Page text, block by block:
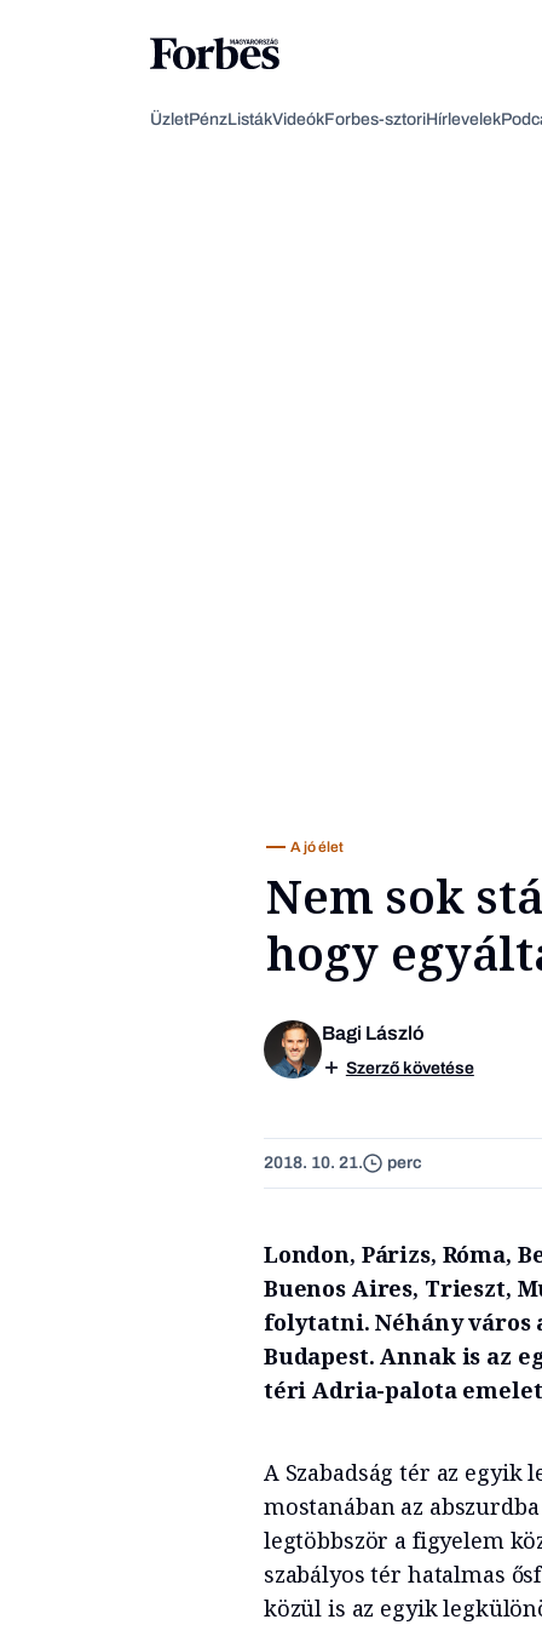
ÜzletPénzListákVideókForbes-sztoriHírlevelek
A jó élet
Nem sok
hogy
Bagi László
Szerző követése
2018. 10. 21. perc
London, Párizs, Róma,
Buenos Aires, Trieszt,
folytatni. Néhány
Budapest. Annak is az
téri Adria-palota
A Szabadság tér az egyik
mostanában az
legtöbbször a figyelem
szabályos tér hatalmas
közül is az egyik